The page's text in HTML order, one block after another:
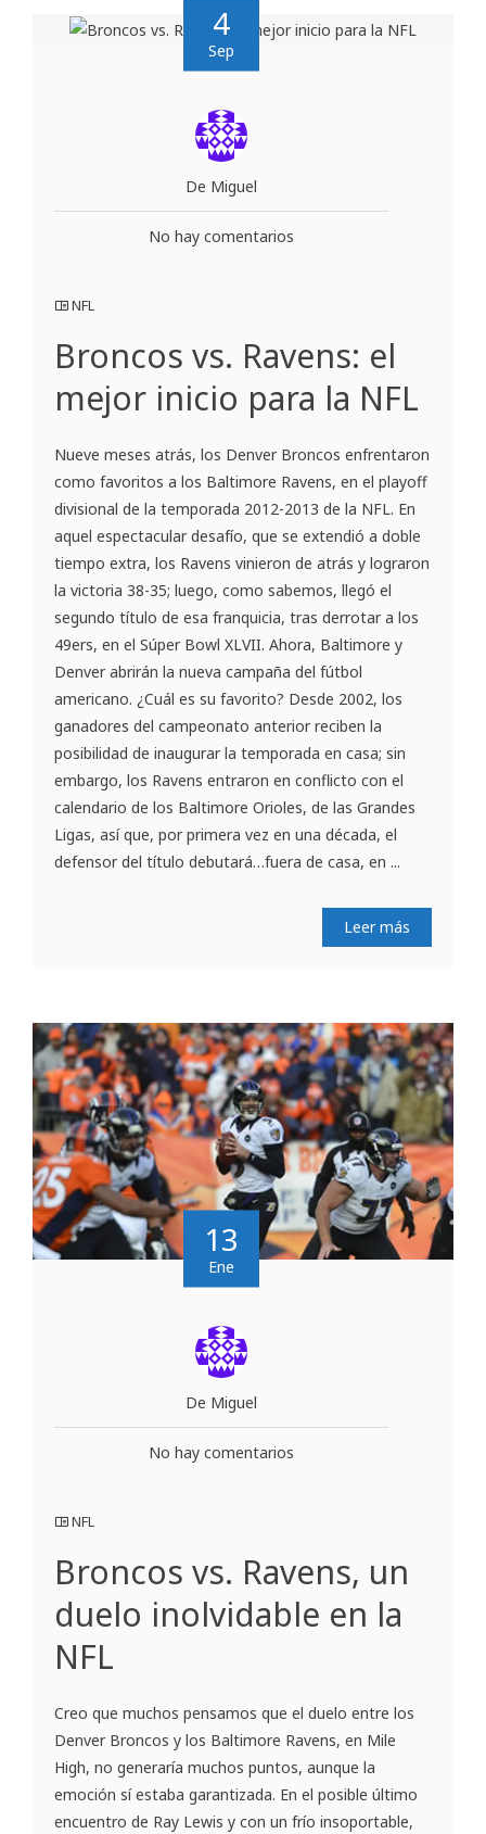
4
Sep
De Miguel
No hay comentarios
NFL
Broncos vs. Ravens: el
mejor inicio para la NFL
Nueve meses atrás, los Denver Broncos enfrentaron
como favoritos a los Baltimore Ravens, en el playoff
divisional de la temporada 2012-2013 de la NFL. En
aquel espectacular desafío, que se extendió a doble
tiempo extra, los Ravens vinieron de atrás y lograron
la victoria 38-35; luego, como sabemos, llegó el
segundo título de esa franquicia, tras derrotar a los
49ers, en el Súper Bowl XLVII. Ahora, Baltimore y
Denver abrirán la nueva campaña del fútbol
americano. ¿Cuál es su favorito? Desde 2002, los
ganadores del campeonato anterior reciben la
posibilidad de inaugurar la temporada en casa; sin
embargo, los Ravens entraron en conflicto con el
calendario de los Baltimore Orioles, de las Grandes
Ligas, así que, por primera vez en una década, el
defensor del título debutará…fuera de casa, en ...
Leer más
13
Ene
De Miguel
No hay comentarios
NFL
Broncos vs. Ravens, un
duelo inolvidable en la
NFL
Creo que muchos pensamos que el duelo entre los
Denver Broncos y los Baltimore Ravens, en Mile
High, no generaría muchos puntos, aunque la
emoción sí estaba garantizada. En el posible último
encuentro de Ray Lewis y con un frío insoportable,